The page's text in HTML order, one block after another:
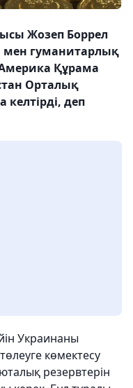
Жозеп Боррел
мен гуманитарлық
Құрама
Орталық
келтірді, деп
Украинаны
көмектесу
резервтерін